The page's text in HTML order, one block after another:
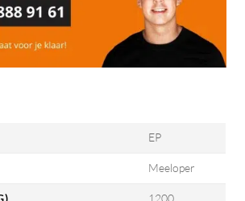
EP
Meeloper